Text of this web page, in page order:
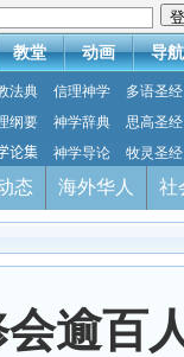
教堂 动画 导航
法典 信理神学
多语圣经
纲要 神学辞典
思高圣经
论集 神学导论 牧灵圣经
态 海外华人 社
逾百